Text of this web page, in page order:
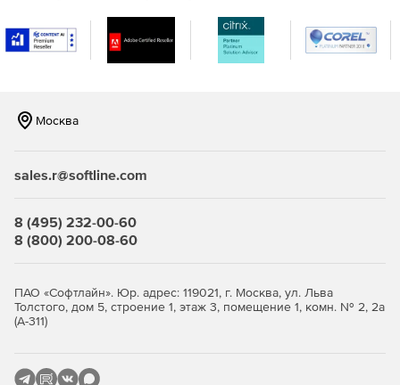
программными агентами RSA Authentication Agent сервер
RSA Authentication Manager образует комплексную
инфраструктуру двухфакторной аутентификации
web-приложений, программных решений для бизнеса и
Москва
sales.r@softline.com
8 (495) 232-00-60
8 (800) 200-08-60
ПАО «Софтлайн». Юр. адрес: 119021, г. Москва, ул. Льва
Толстого, дом 5, строение 1, этаж 3, помещение 1, комн. № 2, 2а
(А-311)